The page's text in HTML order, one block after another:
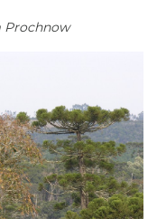
Prochnow